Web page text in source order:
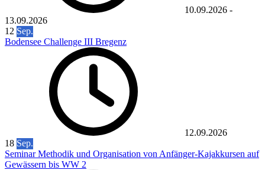
10.09.2026 -
13.09.2026
12 Sep.
Bodensee Challenge III Bregenz
12.09.2026
18 Sep.
Seminar Methodik und Organisation von Anfänger-Kajakkursen auf
Gewässern bis WW 2